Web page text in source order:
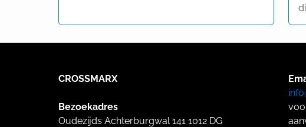
CROSSMARX
Bezoekadres
Oudezijds Achterburgwal 141 1012 DG